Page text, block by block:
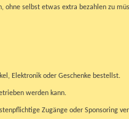
ohne selbst etwas extra bezahlen zu
Elektronik oder Geschenke bestellst.
werden kann.
Zugänge oder Sponsoring